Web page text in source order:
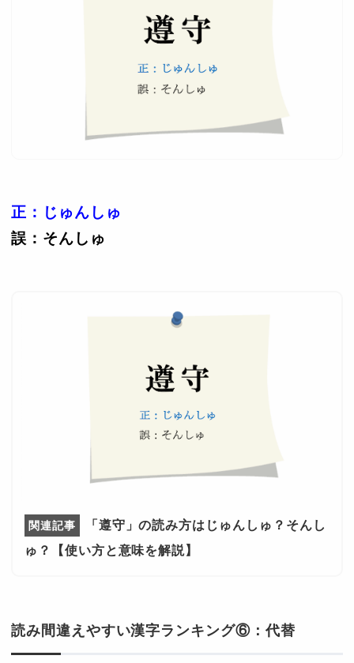
正：じゅんしゅ
誤：そんしゅ
「遵守」の読み方はじゅんしゅ？そんし
ゅ？【使い方と意味を解説】
読み間違えやすい漢字ランキング⑥：代替